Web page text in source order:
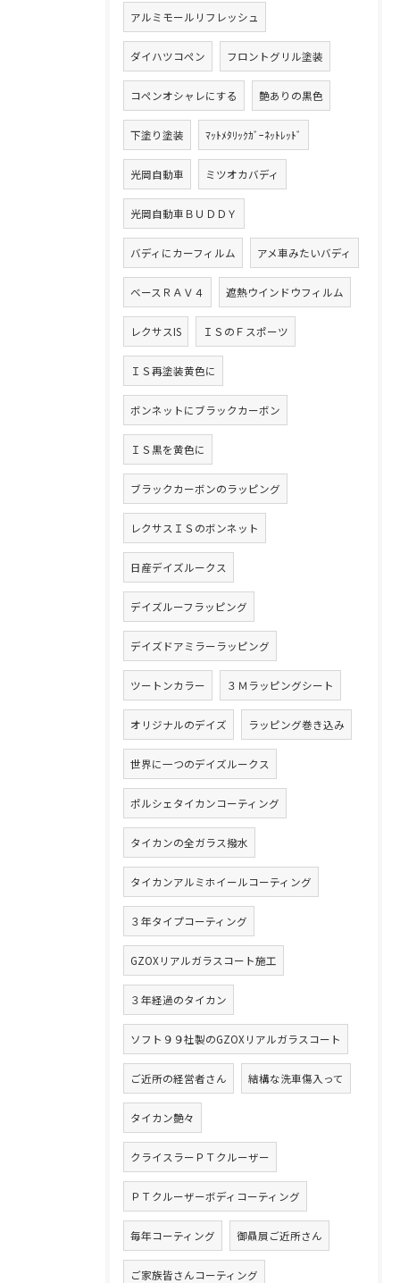
アルミモールリフレッシュ
ダイハツコペン フロントグリル塗装
コペンオシャレにする 艶ありの黒色
下塗り塗装 ﾏｯﾄﾒﾀﾘｯｸｶﾞｰﾈｯﾄﾚｯﾄﾞ
光岡自動車 ミツオカバディ
光岡自動車ＢＵＤＤＹ
バディにカーフィルム アメ車みたいバディ
ベースＲＡＶ４ 遮熱ウインドウフィルム
レクサスIS ＩＳのＦスポーツ
ＩＳ再塗装黄色に
ボンネットにブラックカーボン
ＩＳ黒を黄色に
ブラックカーボンのラッピング
レクサスＩＳのボンネット
日産デイズルークス
デイズルーフラッピング
デイズドアミラーラッピング
ツートンカラー ３Ｍラッピングシート
オリジナルのデイズ ラッピング巻き込み
世界に一つのデイズルークス
ポルシェタイカンコーティング
タイカンの全ガラス撥水
タイカンアルミホイールコーティング
３年タイプコーティング
GZOXリアルガラスコート施工
３年経過のタイカン
ソフト９９社製のGZOXリアルガラスコート
ご近所の経営者さん 結構な洗車傷入って
タイカン艶々
クライスラーＰＴクルーザー
ＰＴクルーザーボディコーティング
毎年コーティング 御贔屓ご近所さん
ご家族皆さんコーティング